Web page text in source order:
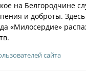
на Белгородчине
и доброты.
«Милосердие»
сайта